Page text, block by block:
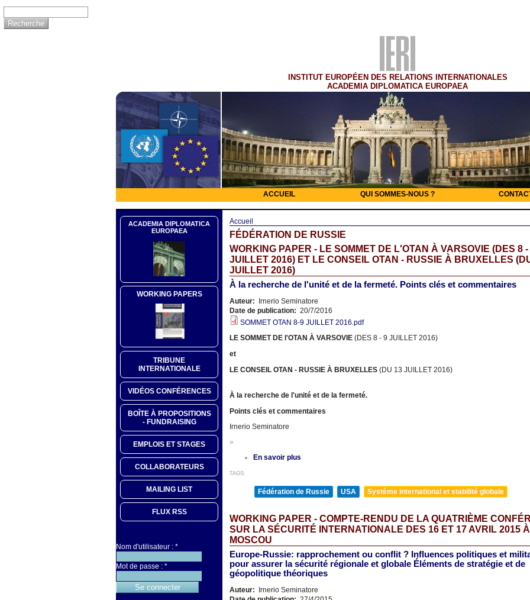
INSTITUT EUROPÉEN DES RELATIONS INTERNATIONALES
ACADEMIA DIPLOMATICA EUROPAEA
ACCUEIL QUI SOMMES-NOUS ?
ACADEMIA DIPLOMATICA
EUROPAEA
WORKING PAPERS
TRIBUNE
INTERNATIONALE
VIDÉOS CONFÉRENCES
BOÎTE À PROPOSITIONS
- FUNDRAISING
EMPLOIS ET STAGES
COLLABORATEURS
MAILING LIST
FLUX RSS
Nom d'utilisateur : *
Mot de passe : *
Accueil
FÉDÉRATION DE RUSSIE
WORKING PAPER - LE SOMMET DE L'OTAN À VARSOVIE (DES 8 -
JUILLET 2016) ET LE CONSEIL OTAN - RUSSIE À BRUXELLES
JUILLET 2016)
À la recherche de l'unité et de la fermeté. Points clés et commentaires
Auteur: Irnerio Seminatore
Date de publication: 20/7/2016
SOMMET OTAN 8-9 JUILLET 2016.pdf
LE SOMMET DE l'OTAN À VARSOVIE (DES 8 - 9 JUILLET 2016)
et
LE CONSEIL OTAN - RUSSIE À BRUXELLES (DU 13 JUILLET 2016)
À la recherche de l'unité et de la fermeté.
Points clés et commentaires
Irnerio Seminatore
»
En savoir plus
TAGS:
Fédération de Russie USA Système international et stabilité globale
WORKING PAPER - COMPTE-RENDU DE LA QUATRIÈME
SUR LA SÉCURITÉ INTERNATIONALE DES 16 ET 17 AVRIL 2015 À
MOSCOU
Europe-Russie: rapprochement ou conflit ? Influences politiques et
pour assurer la sécurité régionale et globale Éléments de stratégie et de
géopolitique théoriques
Auteur:
Irnerio Seminatore